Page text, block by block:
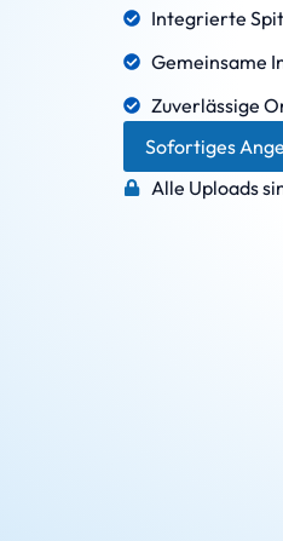
Integrierte
Gemeinsame
Zuverlässige
Sofortiges
Alle Uploads